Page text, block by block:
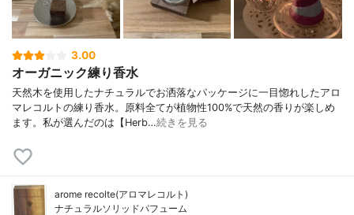
3.00
オーガニック練り香水
天然木を使用したナチュラルでお洒落なパッケージに一目惚れしたアロ
マレコルトの練り香水。原料全てが植物性100%で天然の香りが楽しめ
ます。私が選んだのは【Herb…続きを見る
arome recolte(アロマレコルト)
ナチュラルソリッドパフューム